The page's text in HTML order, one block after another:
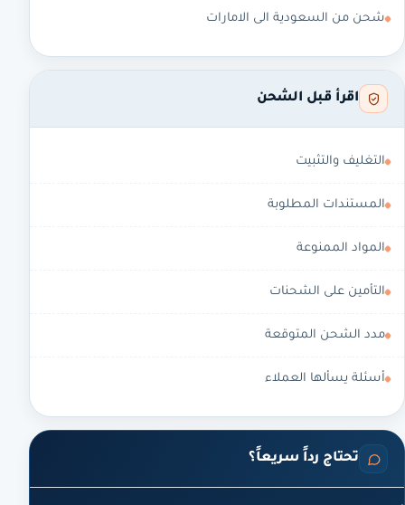
شحن من السعودية الى الامارات
اقرأ قبل الشحن
التغليف والتثبيت
المستندات المطلوبة
المواد الممنوعة
التأمين على الشحنات
مدد الشحن المتوقعة
أسئلة يسألها العملاء
تحتاج رداً سريعاً؟